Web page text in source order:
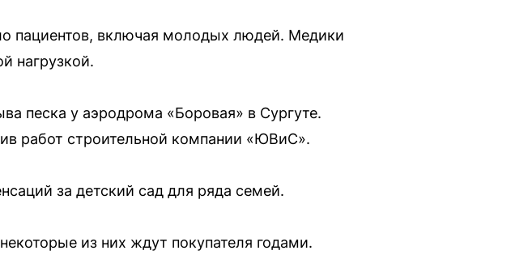
пациентов, включая молодых людей. Медики
нагрузкой.
песка у аэродрома «Боровая» в Сургуте.
работ строительной компании «ЮВиС».
за детский сад для ряда семей.
из них ждут покупателя годами.